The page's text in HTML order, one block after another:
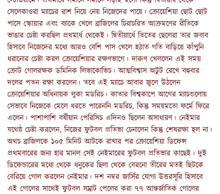
সেলেকাওরা ম্যাচের রাশ নিয়ে নেয় নিজেদের পায়ে। ক্রোয়েশিয়া ছোট ছোট
পাসে স্কোয়ার এবং ব্যাকে খেলে ব্রাজিলের চিরাচরিত আক্রমণের রীতিকে
ভাঙার চেষ্টা করছিল প্রথমার্ধ থেকেই। দ্বিতীয়ার্ধে তিতের ছেলেরা তার জবাব
হিসাবে নিজেদের মধ্যে আরও বেশি পাস খেলে হঠাত গতি বাড়িয়ে কাঁপুনি
ধরানোর চেষ্টা করল ক্রোয়েশিয়ার রক্ষণভাগে। দারুণ খেললেন এই সময়
ক্রোট গোলরক্ষক ডমিনিক লিভাকোভিচ। আত্মবিশ্বাস অটুট রেখে বহুবার
দলের পতন রক্ষা করলেন। তবে এই ম্যাচে আবার জ্বলে উঠলেন
ক্রোয়েশিয়ার অধিনায়ক লুকা মডরিচ। কাতার বিশ্বকাপে আগের ম্যাচগুলোয়
সেভাবে নিজেকে মেলে ধরতে পারেননি মডরিচ, কিন্তু সময়মতো ফর্মে ফিরে
এলেন। পাশাপাশি বর্ষীয়ান পেরিসিচ এদিনও ছিলেন অসাধারণ। নেইমার
যথেষ্ঠ চেষ্টা করলেন, নিজের ফুটবল প্রতিভা চেনালেন কিন্তু শেষরক্ষা হল না।
অথচ ব্রাজিলকে ১০৫ মিনিট আটকে রাখার পর ক্রোয়েশিয়া ডিফেন্স
প্রথমবারের জন্য হার মানল সেই নেইমারের ফুটবল প্রতিভার কাছেই। দুই
ডিফেন্ডারের মধ্যে থেকে ধনুকের ছিলা থেকে বেরনো তীরের মতই ছিটকে
বেরিয়ে গোল করলেন নেইমার। দশ নম্বর জার্সির যোগ্য উত্তরসূরি হিসাবে
এই গোলের সাথেই ফুটবল সম্রাট পেলের করা ৭৭ আন্তর্জাতিক গোলের